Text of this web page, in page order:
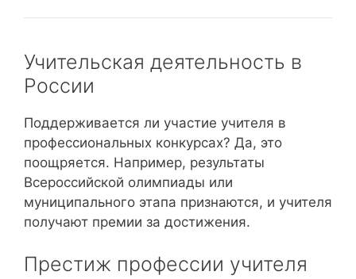
Учительская деятельность в
России
Поддерживается ли участие учителя в
профессиональных конкурсах? Да, это
поощряется. Например, результаты
Всероссийской олимпиады или
муниципального этапа признаются, и учителя
получают премии за достижения.
Престиж профессии учителя